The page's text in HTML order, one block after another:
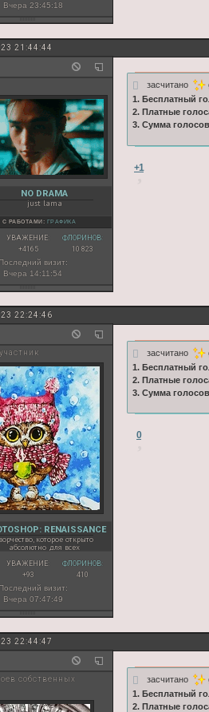
Вчера 23:45:18
21:44:44
NO DRAMA
just lama
РАБОТАМИ: ГРАФИКА
УВАЖЕНИЕ:
+4165
ФЛОРИНОВ:
10 823
Последний визит:
Вчера 14:11:54
засчитано
1. Бесплатный
2. Платные
3. Сумма
+1
22:24:46
RENAISSANCE
которое открыто
абсолютно для всех
УВАЖЕНИЕ:
+93
ФЛОРИНОВ:
410
Последний визит:
Вчера 07:47:49
засчитано
1. Бесплатный
2. Платные
3. Сумма
0
22:44:47
собственных
засчитано
1. Бесплатный
2. Платные